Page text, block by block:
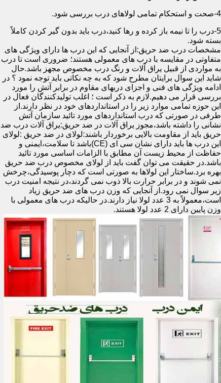
4-صحت و استحکام تمامی لولاهای درب بررسی شود.
5-درب را تا نیمه باز کرده و رها کنید،درب باید بدون گیر کردن کاملاً
بسته شود.
مشخصات درب ضد حریق:از آنجایی که این درب ها دارای ویژگی های
متفاوتی در مقایسه با درب های معمولی هستند؛ ضروری است تا درب
به مواردی از قبیل یراق آلات و رنگ درب مخصوص مجهز باشد.حال
شاید این سوال برایتان مطرح شود که به چه نکاتی باید توجه نمود ؟ در
ادامه ویژگی های فنی و اجزای دربهای مقاوم در برابر آتش را مورد
بررسی قرار می دهیم.لازم به ذکر است ؛ اغلب تولیدکنندگان فعال در
این حوزه تمامی موارد زیر را در استانداردهای خود در نظر دارند.از
طرفی در صورتی که درب استانداردهای مورد تائید سازمان آتش
نشانی را داشته باشد،مجوز یراق آلات در ضد حریق:یراق آلات درب ضد
حریق باید از مقاومت بالایی برخوردار باشند:لولای در ضد حریق :لولای
این درب ها باید دارای نشان سی ای (CE)باشد تا سلامت،ایمنی و
حفاظت از محیط زیست آن مطابق با الزامات اساسی مورد تائید
باشد.در حقیقت می توان گفت باید از لولای مخصوص درب ضد حریق
بهره برد.ساختار این لولاها به صورتی است که دچار پوسیدگی،چرخش
نمی شوند و در برابر حرارت بالا ذوب نمی گردند،در نتیجه امنیت درب
زیر سوال نمی رود.از آنجایی که وزن درب های ضد حریق زیاد
است،معمولاً به 3 عدد لولا نیاز دارند.در حالیکه درب های معمولی با
وزن پایین دارای 2 عدد لولا هستند.